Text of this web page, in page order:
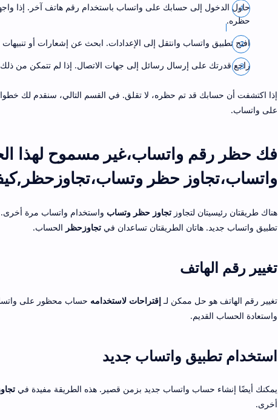
حاول الدخول إلى حسابك على واتساب باستخدام رقم هاتف آخر. إذا
حظره.
افتح تطبيق واتساب وانتقل إلى الإعدادات. ابحث عن إشعارات أو
راجع قدرتك على إرسال رسائل إلى جهات الاتصال. إذا لم تتمكن من
إذا اكتشفت أن حسابك قد تم حظره، لا تقلق. في القسم التالي، سنقدم لك
على واتساب.
فك حظر رقم واتساب،غير مسموح لهذا
واتساب،تجاوز حظر
هناك طريقتان رئيسيتان لتجاوزتجاوز حظر وتساب واستخدام واتساب مرة أخرى.
تطبيق واتساب جديد. هاتان الطريقتان تساعدان فيتجاوزحظر الحساب.
تغيير رقم الهاتف
تغيير رقم الهاتف هو حل ممكن لـإقتراحات لاستخدامه حساب محظور على
واستعادة الحساب القديم.
استخدام تطبيق واتساب جديد
يمكنك أيضًا إنشاء حساب واتساب جديد بزمن قصير. هذه الطريقة مفيدة في
أخرى.